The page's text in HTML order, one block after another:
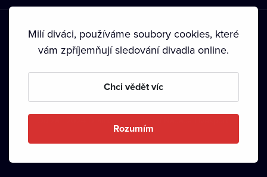
Podmínky používání • Ochrana soukromí • Zásady používání
• Autorská práva•
Milí diváci, používáme soubory cookies, které
vám zpříjemňují sledování divadla online.
Chci vědět víc
Rozumím